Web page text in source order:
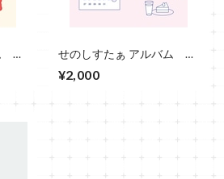
せのしすたぁ アルバム せ
¥2,000